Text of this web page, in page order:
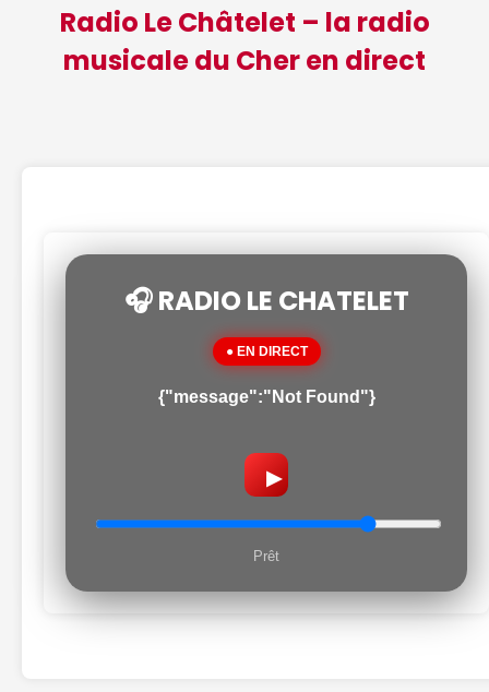
Radio Le Châtelet – la radio
musicale du Cher en direct
🎧 RADIO LE CHATELET
● EN DIRECT
{"message":"Not Found"}
▶
Prêt